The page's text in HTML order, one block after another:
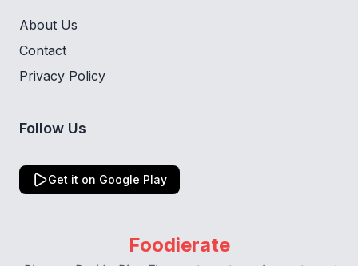
About Us
Contact
Privacy Policy
Follow Us
Get it on Google Play
Foodierate